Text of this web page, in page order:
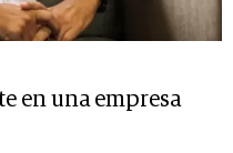
en una empresa